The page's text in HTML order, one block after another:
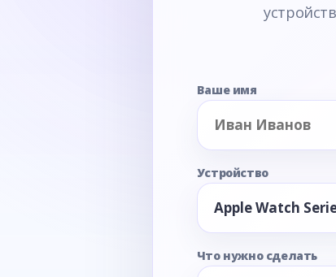
Ваше имя
Устройство
Что нужно сделать